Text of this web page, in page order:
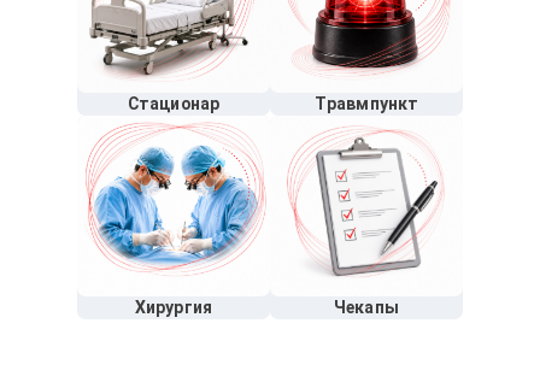
Стационар Травмпункт
Хирургия Чекапы